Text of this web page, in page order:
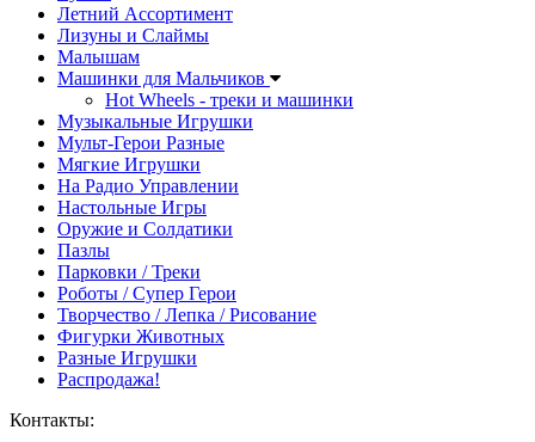
Летний Ассортимент
Лизуны и Слаймы
Малышам
Машинки для Мальчиков
Hot Wheels - треки и машинки
Музыкальные Игрушки
Мульт-Герои Разные
Мягкие Игрушки
На Радио Управлении
Настольные Игры
Оружие и Солдатики
Пазлы
Парковки / Треки
Роботы / Супер Герои
Творчество / Лепка / Рисование
Фигурки Животных
Разные Игрушки
Распродажа!
Контакты: